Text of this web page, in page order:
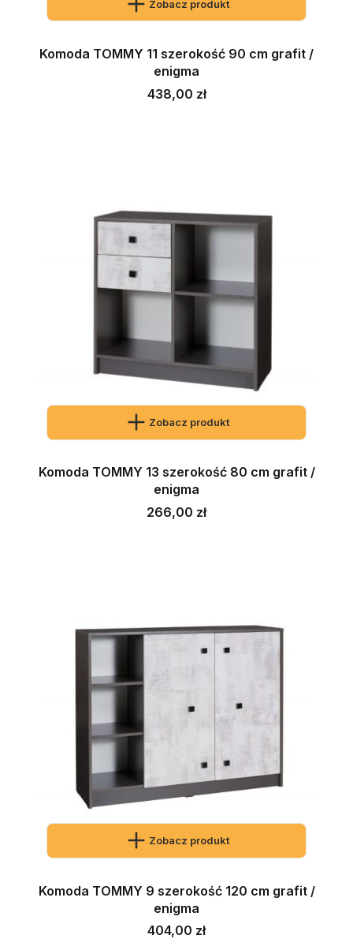
Zobacz produkt
Komoda TOMMY 11 szerokość 90 cm grafit /
enigma
Cena
438,00 zł
Zobacz produkt
Komoda TOMMY 13 szerokość 80 cm grafit /
enigma
Cena
266,00 zł
Zobacz produkt
Komoda TOMMY 9 szerokość 120 cm grafit /
enigma
Cena
404,00 zł